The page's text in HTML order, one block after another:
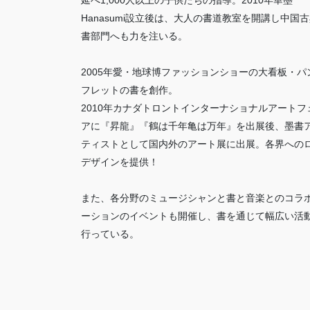
Hanasumi設立後は、大人の書道教室を開講し中国
書部門へも力を注いる。
2005年愛・地球博ファッションショーの大看板・パ
フレットの書を創作。
2010年カナダトロントインターナショナルアートフ
アに『昇龍』『鶴は千年亀は万年』を出展後、墨書
ティストとして国内外のアート展に出展。各界への
デザインを提供！
また、各分野のミュージシャンと書と音楽とのコラ
ーションのイベントも開催し、書を通じて幅広い活
行っている。